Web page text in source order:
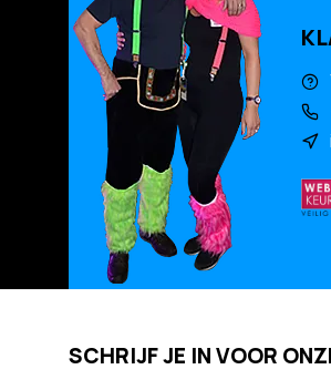
SCHRIJF JE IN VOOR